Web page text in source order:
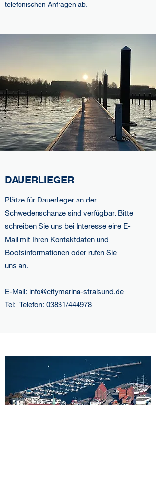
telefonischen Anfragen ab.
DAUERLIEGER
Plätze für Dauerlieger an der
Schwedenschanze sind verfügbar. Bitte
schreiben Sie uns bei Interesse eine E-
Mail mit Ihren Kontaktdaten und
Bootsinformationen oder rufen Sie
uns an.
E-Mail: info@citymarina-stralsund.de
Tel: Telefon: 03831/444978